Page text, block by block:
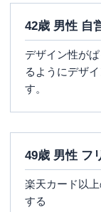
42歳 男性
デザイン性が
るようにデザ
す。
49歳 男性
楽天カード以
する